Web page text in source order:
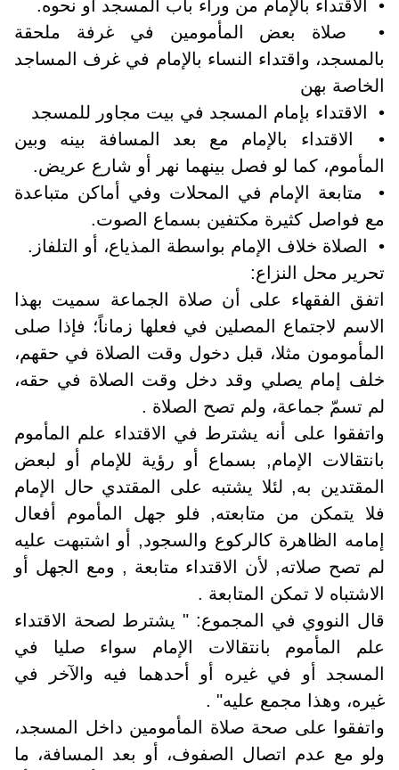
• الاقتداء بالإمام من وراء باب المسجد أو نحوه.
• صلاة بعض المأمومين في غرفة ملحقة
بالمسجد، واقتداء النساء بالإمام في غرف المساجد
الخاصة بهن
• الاقتداء بإمام المسجد في بيت مجاور للمسجد
• الاقتداء بالإمام مع بعد المسافة بينه وبين
المأموم، كما لو فصل بينهما نهر أو شارع عريض.
• متابعة الإمام في المحلات وفي أماكن متباعدة
مع فواصل كثيرة مكتفين بسماع الصوت.
• الصلاة خلاف الإمام بواسطة المذياع، أو التلفاز.
تحرير محل النزاع:
اتفق الفقهاء على أن صلاة الجماعة سميت بهذا
الاسم لاجتماع المصلين في فعلها زماناً؛ فإذا صلى
المأمومون مثلا، قبل دخول وقت الصلاة في حقهم،
خلف إمام يصلي وقد دخل وقت الصلاة في حقه،
لم تسمّ جماعة، ولم تصح الصلاة .
واتفقوا على أنه يشترط في الاقتداء علم المأموم
بانتقالات الإمام, بسماع أو رؤية للإمام أو لبعض
المقتدين به, لئلا يشتبه على المقتدي حال الإمام
فلا يتمكن من متابعته, فلو جهل المأموم أفعال
إمامه الظاهرة كالركوع والسجود, أو اشتبهت عليه
لم تصح صلاته, لأن الاقتداء متابعة , ومع الجهل أو
الاشتباه لا تمكن المتابعة .
قال النووي في المجموع: " يشترط لصحة الاقتداء
علم المأموم بانتقالات الإمام سواء صليا في
المسجد أو في غيره أو أحدهما فيه والآخر في
غيره، وهذا مجمع عليه" .
واتفقوا على صحة صلاة المأمومين داخل المسجد،
ولو مع عدم اتصال الصفوف، أو بعد المسافة، ما